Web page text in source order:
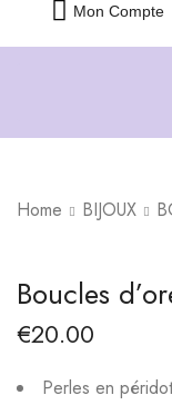
Mon Compte
Home BIJOUX
Boucles
€20.00
Perles en